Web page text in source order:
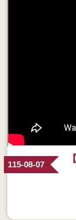
115-08-07